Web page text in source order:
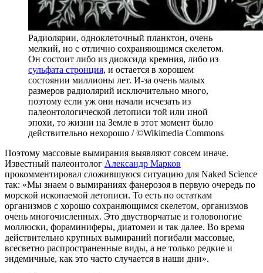
Радиолярии, одноклеточный планктон, очень
мелкий, но с отлично сохраняющимся скелетом.
Он состоит либо из диоксида кремния, либо из
сульфата стронция, и остается в хорошем
состоянии миллионы лет. И-за очень малых
размеров радиолярий исключительно много,
поэтому если уж они начали исчезать из
палеонтологической летописи той или иной
эпохи, то жизни на Земле в этот момент было
действительно нехорошо / ©Wikimedia Commons
Поэтому массовые вымирания выявляют совсем иначе.
Известный палеонтолог Александр Марков
прокомментировал сложившуюся ситуацию для Naked Science
так: «Мы знаем о вымираниях фанерозоя в первую очередь по
морской ископаемой летописи. То есть по остаткам
организмов с хорошо сохраняющимся скелетом, организмов
очень многочисленных. Это двустворчатые и головоногие
моллюски, фораминиферы, диатомеи и так далее. Во время
действительно крупных вымираний погибали массовые,
всесветно распространенные виды, а не только редкие и
эндемичные, как это часто случается в наши дни».